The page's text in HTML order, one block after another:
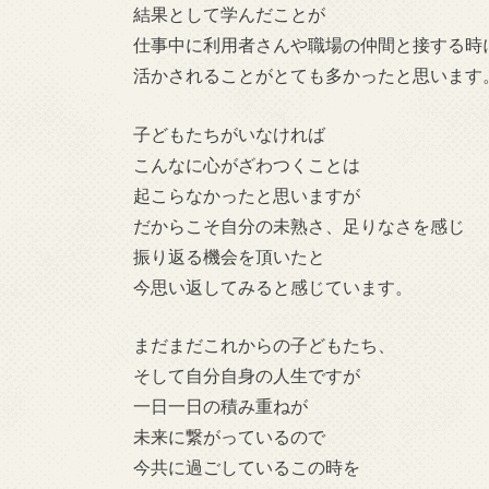
結果として学んだことが
仕事中に利用者さんや職場の仲間と接する時
活かされることがとても多かったと思います
子どもたちがいなければ
こんなに心がざわつくことは
起こらなかったと思いますが
だからこそ自分の未熟さ、足りなさを感じ
振り返る機会を頂いたと
今思い返してみると感じています。
まだまだこれからの子どもたち、
そして自分自身の人生ですが
一日一日の積み重ねが
未来に繋がっているので
今共に過ごしているこの時を